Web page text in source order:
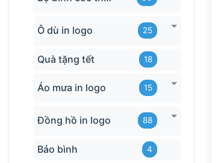
Ô dù in logo 25
Quà tặng tết 18
Áo mưa in logo 15
Đồng hồ in logo 88
Bảo bình 4